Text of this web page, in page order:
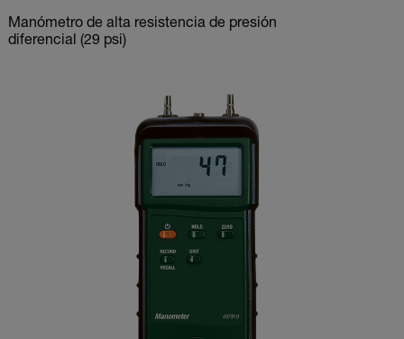
Manómetro de alta resistencia de presión
diferencial (29 psi)